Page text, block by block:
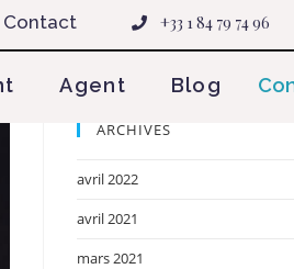
Contact +33 1 84 79 74 96
Agent Blog
ARCHIVES
avril 2022
avril 2021
mars 2021